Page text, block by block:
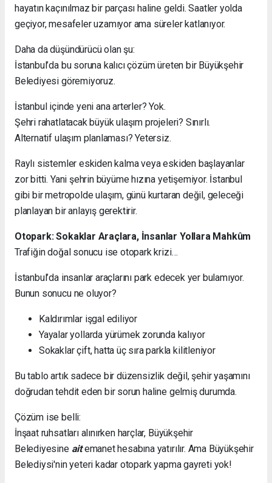
hayatın kaçınılmaz bir parçası haline geldi. Saatler yolda
geçiyor, mesafeler uzamıyor ama süreler katlanıyor.
Daha da düşündürücü olan şu:
İstanbul’da bu soruna kalıcı çözüm üreten bir Büyükşehir
Belediyesi göremiyoruz.
İstanbul içinde yeni ana arterler? Yok.
Şehri rahatlatacak büyük ulaşım projeleri? Sınırlı.
Alternatif ulaşım planlaması? Yetersiz.
Raylı sistemler eskiden kalma veya eskiden başlayanlar
zor bitti. Yani şehrin büyüme hızına yetişemiyor. İstanbul
gibi bir metropolde ulaşım, günü kurtaran değil, geleceği
planlayan bir anlayış gerektirir.
Otopark: Sokaklar Araçlara, İnsanlar Yollara Mahkûm
Trafiğin doğal sonucu ise otopark krizi…
İstanbul’da insanlar araçlarını park edecek yer bulamıyor.
Bunun sonucu ne oluyor?
Kaldırımlar işgal ediliyor
Yayalar yollarda yürümek zorunda kalıyor
Sokaklar çift, hatta üç sıra parkla kilitleniyor
Bu tablo artık sadece bir düzensizlik değil, şehir yaşamını
doğrudan tehdit eden bir sorun haline gelmiş durumda.
Çözüm ise belli:
İnşaat ruhsatları alınırken harçlar, Büyükşehir
Belediyesine aitemanet hesabına yatırılır. Ama Büyükşehir
Belediysi'nin yeteri kadar otopark yapma gayreti yok!